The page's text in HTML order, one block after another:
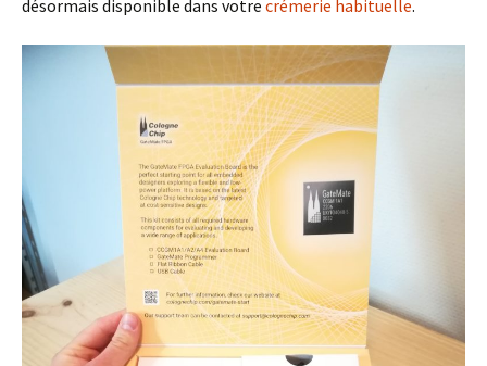
désormais disponible dans votre crémerie habituelle.